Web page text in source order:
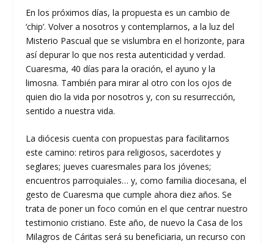
En los próximos días, la propuesta es un cambio de
‘chip’. Volver a nosotros y contemplarnos, a la luz del
Misterio Pascual que se vislumbra en el horizonte, para
así depurar lo que nos resta autenticidad y verdad.
Cuaresma, 40 días para la oración, el ayuno y la
limosna. También para mirar al otro con los ojos de
quien dio la vida por nosotros y, con su resurrección,
sentido a nuestra vida.
La diócesis cuenta con propuestas para facilitarnos
este camino: retiros para religiosos, sacerdotes y
seglares; jueves cuaresmales para los jóvenes;
encuentros parroquiales… y, como familia diocesana, el
gesto de Cuaresma que cumple ahora diez años. Se
trata de poner un foco común en el que centrar nuestro
testimonio cristiano. Este año, de nuevo la Casa de los
Milagros de Cáritas será su beneficiaria, un recurso con